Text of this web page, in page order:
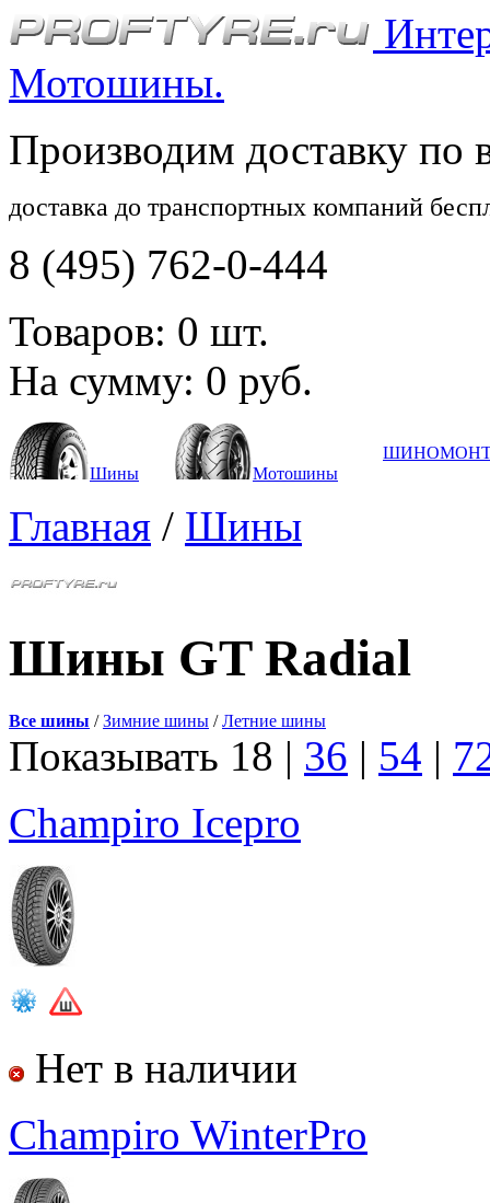
Мотошины.
Производим доставку по
доставка до транспортных компаний
8 (495) 762-0-444
Товаров: 0 шт.
На сумму: 0 руб.
Шины Мотошины
Главная / Шины
Шины GT Radial
Все шины /Зимние шины /Летние шины
Показывать 18 | 36 | 54 |
Champiro Icepro
Нет в наличии
Champiro WinterPro